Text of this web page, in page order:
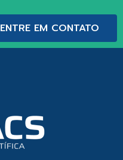
ENTRE EM CONTATO